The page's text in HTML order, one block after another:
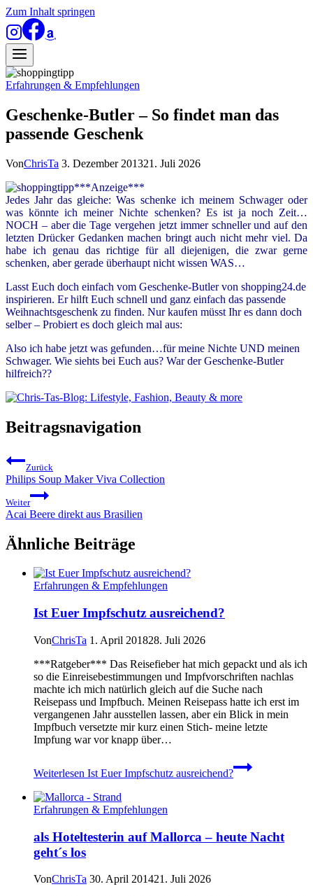
Zum Inhalt springen
Erfahrungen & Empfehlungen
Geschenke-Butler – So findet man das
passende Geschenk
VonChrisTa 3. Dezember 201321. Juli 2026
***Anzeige***
Jedes Jahr das gleiche: Was schenke ich meinem Schwager oder
was könnte ich meiner Nichte schenken? Es ist ja noch Zeit…
NOCH – aber die Tage vergehen jetzt immer schneller und auf den
letzten Drücker Gedanken machen bringt auch nicht mehr viel. Da
habe ich genau das richtige für all diejenigen, die zwar gerne
schenken, aber gerade überhaupt nicht wissen WAS…
Lasst Euch doch einfach vom Geschenke-Butler von shopping24.de
inspirieren. Er hilft Euch schnell und ganz einfach das passende
Weihnachtsgeschenk zu finden. Nur kaufen müsst Ihr es dann doch
selber – Probiert es doch gleich mal aus:
Also ich habe jetzt was gefunden…für meine Nichte UND meinen
Schwager. Wie siehts bei Euch aus? War der Geschenke-Butler
hilfreich??
Beitragsnavigation
Zurück
Philips Soup Maker Viva Collection
Weiter
Acai Beere direkt aus Brasilien
Ähnliche Beiträge
Erfahrungen & Empfehlungen
Ist Euer Impfschutz ausreichend?
VonChrisTa 1. April 201828. Juli 2026
***Ratgeber*** Das Reisefieber hat mich gepackt und als ich
so die Einreisebestimmungen und Impfvorschriften nachlas
machte ich mich natürlich gleich auf die Suche nach
Reisepass und Impfbuch. Meinen Reisepass hatte ich erst im
vergangenen Jahr ausstellen lassen, aber ein Blick in mein
Impfbuch versetzte mir kurz einen Stich- meine letzte
Impfung war vor knapp über…
Weiterlesen Ist Euer Impfschutz ausreichend?
Erfahrungen & Empfehlungen
als Hoteltesterin auf Mallorca – heute Nacht
geht´s los
VonChrisTa 30. April 201421. Juli 2026